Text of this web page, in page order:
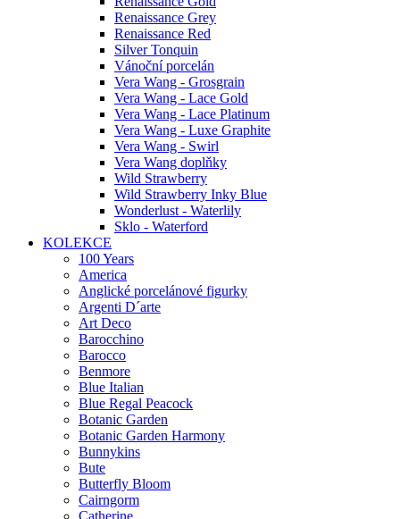
Renaissance Grey
Renaissance Red
Silver Tonquin
Vánoční porcelán
Vera Wang - Grosgrain
Vera Wang - Lace Gold
Vera Wang - Lace Platinum
Vera Wang - Luxe Graphite
Vera Wang - Swirl
Vera Wang doplňky
Wild Strawberry
Wild Strawberry Inky Blue
Wonderlust - Waterlily
Sklo - Waterford
KOLEKCE
100 Years
America
Anglické porcelánové figurky
Argenti D´arte
Art Deco
Barocchino
Barocco
Benmore
Blue Italian
Blue Regal Peacock
Botanic Garden
Botanic Garden Harmony
Bunnykins
Bute
Butterfly Bloom
Cairngorm
Catherine